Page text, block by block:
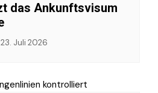
das Ankunftsvisum
23. Juli 2026